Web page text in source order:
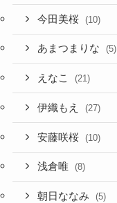
今田美桜 (10)
あまつまりな (5)
えなこ (21)
伊織もえ (27)
安藤咲桜 (10)
浅倉唯 (8)
朝日ななみ (5)